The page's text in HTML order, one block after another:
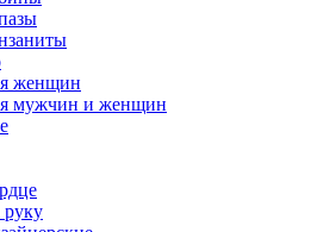
женщин
мужчин и женщин